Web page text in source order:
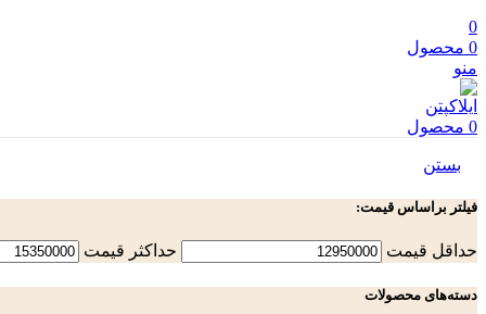
0
0 محصول
منو
0 محصول
بستن
فیلتر براساس قیمت:
حداقل قیمت حداكثر قيمت
دسته‌های محصولات